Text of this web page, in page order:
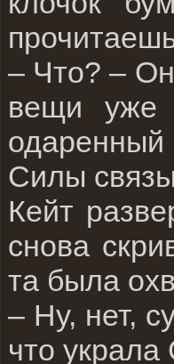
– Что? –
вещи уже
одаренный
Силы
Кейт
снова
та была
– Ну, нет,
что